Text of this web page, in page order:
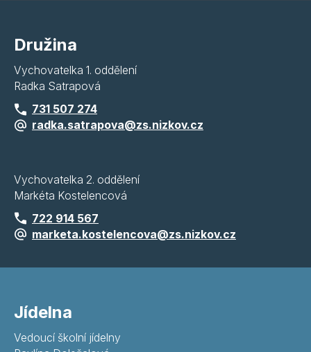
Družina
Vychovatelka 1. oddělení
Radka Satrapová
731 507 274
radka.satrapova@zs.nizkov.cz
Vychovatelka 2. oddělení
Markéta Kostelencová
722 914 567
marketa.kostelencova@zs.nizkov.cz
Jídelna
Vedoucí školní jídelny